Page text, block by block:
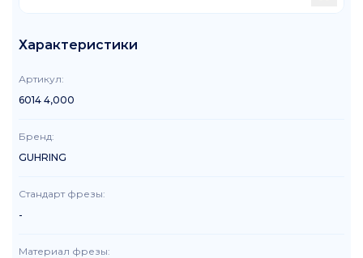
Характеристики
Артикул:
6014 4,000
Бренд:
GUHRING
Стандарт фрезы:
-
Материал фрезы: